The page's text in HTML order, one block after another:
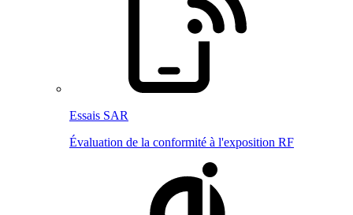
Essais SAR
Évaluation de la conformité à l'exposition RF